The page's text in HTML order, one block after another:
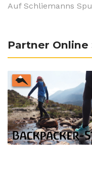
Auf Schliemanns
Partner Online